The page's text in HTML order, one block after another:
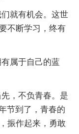
就有机会。这世
不断学习，终有
属于自己的蓝
，不负青春。是
节到了，青春的
振作起来，勇敢